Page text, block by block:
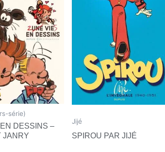
série)
DESSINS –
JANRY
Jijé
SPIROU PAR JIJÉ